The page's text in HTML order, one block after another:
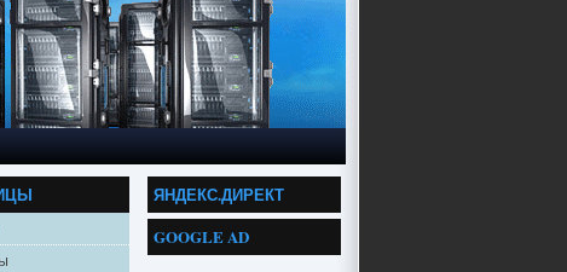
ЯНДЕКС.ДИРЕКТ
GOOGLE AD